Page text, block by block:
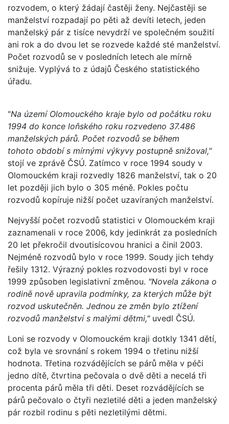
rozvodem, o který žádají častěji ženy. Nejčastěji se
manželství rozpadají po pěti až devíti letech, jeden
manželský pár z tisíce nevydrží ve společném soužití
ani rok a do dvou let se rozvede každé sté manželství.
Počet rozvodů se v posledních letech ale mírně
snižuje. Vyplývá to z údajů Českého statistického
úřadu.
"Na území Olomouckého kraje bylo od počátku roku
1994 do konce loňského roku rozvedeno 37.486
manželských párů. Počet rozvodů se během
tohoto období s mírnými výkyvy postupně snižoval,"
stojí ve zprávě ČSÚ. Zatímco v roce 1994 soudy v
Olomouckém kraji rozvedly 1826 manželství, tak o 20
let později jich bylo o 305 méně. Pokles počtu
rozvodů kopíruje nižší počet uzavíraných manželství.
Nejvyšší počet rozvodů statistici v Olomouckém kraji
zaznamenali v roce 2006, kdy jedinkrát za posledních
20 let překročil dvoutisícovou hranici a činil 2003.
Nejméně rozvodů bylo v roce 1999. Soudy jich tehdy
řešily 1312. Výrazný pokles rozvodovosti byl v roce
1999 způsoben legislativní změnou. "Novela zákona o
rodině nově upravila podmínky, za kterých může být
rozvod uskutečněn. Jednou ze změn bylo ztížení
rozvodů manželství s malými dětmi,"uvedl ČSÚ.
Loni se rozvody v Olomouckém kraji dotkly 1341 dětí,
což byla ve srovnání s rokem 1994 o třetinu nižší
hodnota. Třetina rozvádějících se párů měla v péči
jedno dítě, čtvrtina pečovala o dvě děti a necelá tři
procenta párů měla tři děti. Deset rozvádějících se
párů pečovalo o čtyři nezletilé děti a jeden manželský
pár rozbil rodinu s pěti nezletilými dětmi.